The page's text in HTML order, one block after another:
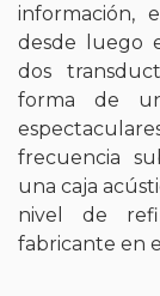
información,
desde luego
dos
forma de
frecuencia
una caja
nivel de
fabricante en